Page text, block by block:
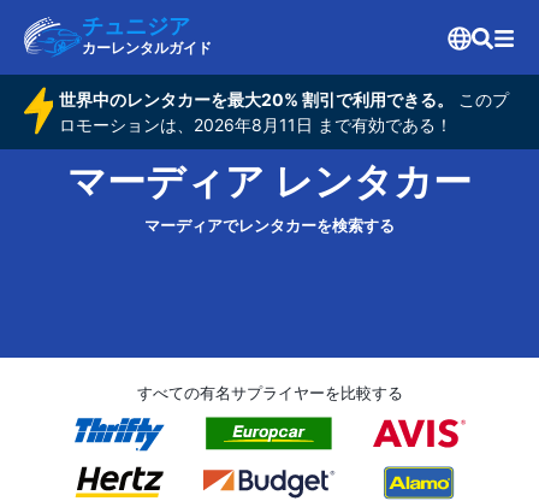
チュニジア
カーレンタルガイド
世界中のレンタカーを最大20% 割引で利用できる。
このプ
ロモーションは、2026年8月11日 まで有効である！
マーディア レンタカー
マーディアでレンタカーを検索する
すべての有名サプライヤーを比較する